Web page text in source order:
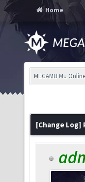
Home
MEGAMU Mu
[Change Log]